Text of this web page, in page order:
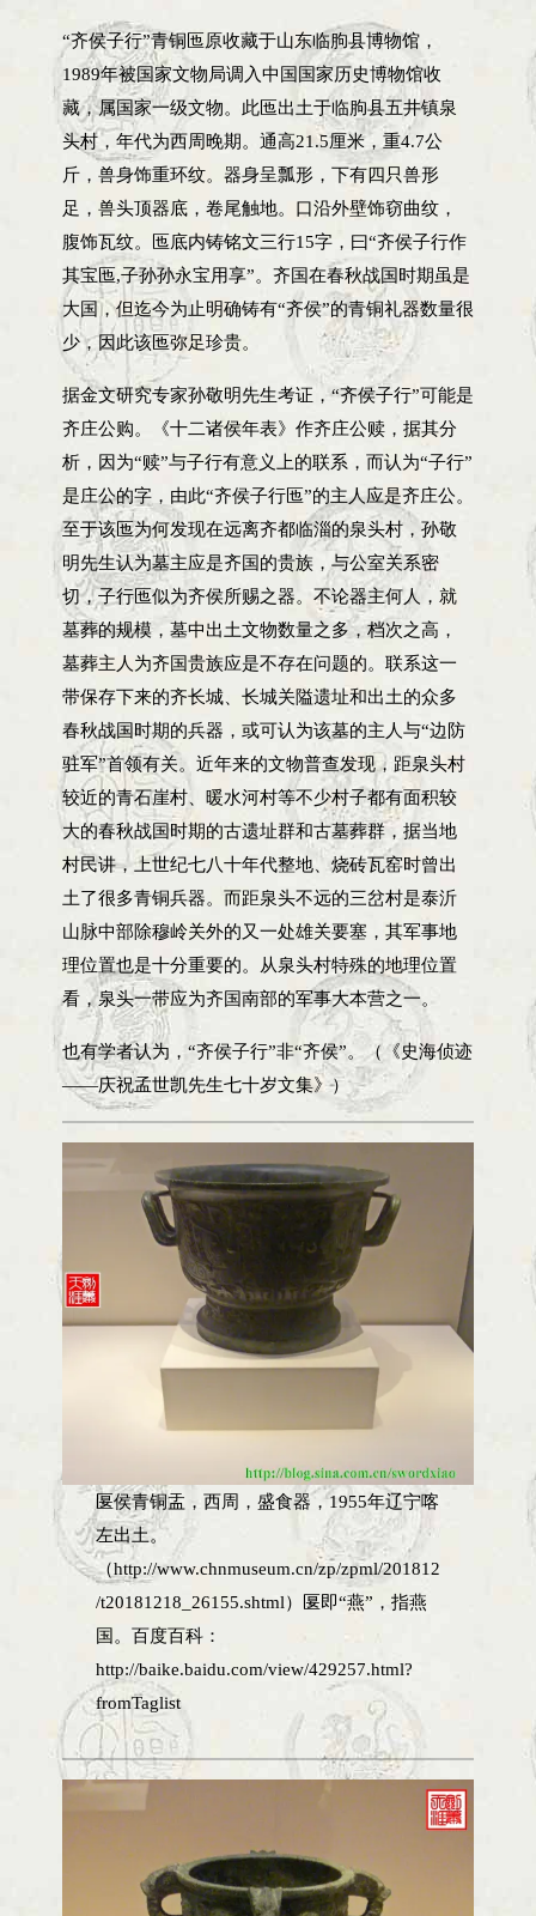
“齐侯子行”青铜匜原收藏于山东临朐县博物馆，
1989年被国家文物局调入中国国家历史博物馆收
藏，属国家一级文物。此匜出土于临朐县五井镇泉
头村，年代为西周晚期。通高21.5厘米，重4.7公
斤，兽身饰重环纹。器身呈瓢形，下有四只兽形
足，兽头顶器底，卷尾触地。口沿外壁饰窃曲纹，
腹饰瓦纹。匜底内铸铭文三行15字，曰“齐侯子行作
其宝匜,子孙孙永宝用享”。齐国在春秋战国时期虽是
大国，但迄今为止明确铸有“齐侯”的青铜礼器数量很
少，因此该匜弥足珍贵。
据金文研究专家孙敬明先生考证，“齐侯子行”可能是
齐庄公购。《十二诸侯年表》作齐庄公赎，据其分
析，因为“赎”与子行有意义上的联系，而认为“子行”
是庄公的字，由此“齐侯子行匜”的主人应是齐庄公。
至于该匜为何发现在远离齐都临淄的泉头村，孙敬
明先生认为墓主应是齐国的贵族，与公室关系密
切，子行匜似为齐侯所赐之器。不论器主何人，就
墓葬的规模，墓中出土文物数量之多，档次之高，
墓葬主人为齐国贵族应是不存在问题的。联系这一
带保存下来的齐长城、长城关隘遗址和出土的众多
春秋战国时期的兵器，或可认为该墓的主人与“边防
驻军”首领有关。近年来的文物普查发现，距泉头村
较近的青石崖村、暖水河村等不少村子都有面积较
大的春秋战国时期的古遗址群和古墓葬群，据当地
村民讲，上世纪七八十年代整地、烧砖瓦窑时曾出
土了很多青铜兵器。而距泉头不远的三岔村是泰沂
山脉中部除穆岭关外的又一处雄关要塞，其军事地
理位置也是十分重要的。从泉头村特殊的地理位置
看，泉头一带应为齐国南部的军事大本营之一。
也有学者认为，“齐侯子行”非“齐侯”。（《史海侦迹
——庆祝孟世凯先生七十岁文集》）
匽侯青铜盂，西周，盛食器，1955年辽宁喀
左出土。
（http://www.chnmuseum.cn/zp/zpml/201812
/t20181218_26155.shtml）匽即“燕”，指燕
国。百度百科：
http://baike.baidu.com/view/429257.html?
fromTaglist